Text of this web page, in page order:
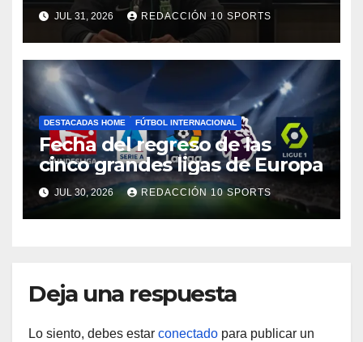
Néider Parra
JUL 31, 2026 REDACCIÓN 10 SPORTS
DESTACADAS HOME FÚTBOL INTERNACIONAL
Fecha del regreso de las
cinco grandes ligas de Europa
JUL 30, 2026 REDACCIÓN 10 SPORTS
Deja una respuesta
Lo siento, debes estar conectado para publicar un